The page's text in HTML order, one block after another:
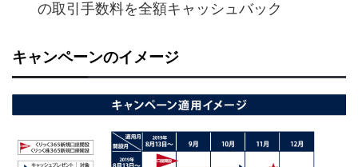
の取引手数料を全額キャッシュバック
キャンペーンのイメージ